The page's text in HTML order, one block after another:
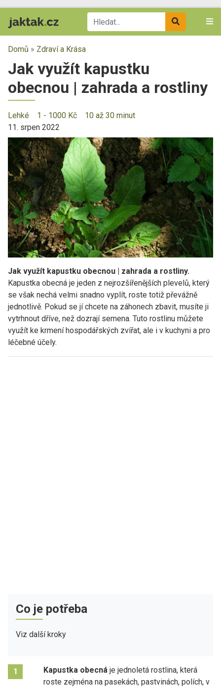
Domů » Zdraví a Krása
Jak využít kapustku
obecnou | zahrada a rostliny
Lehké 1 - 1000 Kč
10 až 30 minut
11. srpen 2022
Jak využít kapustku obecnou | zahrada a rostliny.
Kapustka obecná je jeden z nejrozšířenějších plevelů, který
se však nechá velmi snadno vyplít, roste totiž převážně
jednotlivě. Pokud se jí chcete na záhonech zbavit, musíte ji
vytrhnout dříve, než dozrají semena. Tuto rostlinu můžete
využít ke krmení hospodářských zvířat, ale i v kuchyni a pro
léčebné účely.
Co je potřeba
Viz další kroky
1 Kapustka obecná je jednoletá rostlina, která
roste zejména na pasekách, pastvinách, polích, v